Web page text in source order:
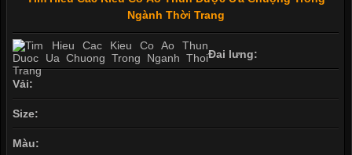
Ngành Thời Trang
Đai lưng:
Vải:
Size:
Màu: